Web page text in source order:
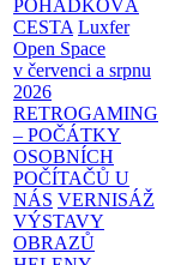
POHÁDKOVÁ
CESTA Luxfer
Open Space
v červenci a srpnu
2026
RETROGAMING
– POČÁTKY
OSOBNÍCH
POČÍTAČŮ U
NÁS VERNISÁŽ
VÝSTAVY
OBRAZŮ